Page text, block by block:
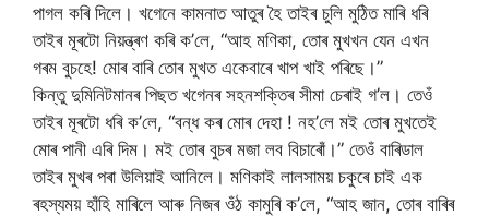
পাগল কৰি দিলে। খগেনে কামনাত আতুৰ হৈ তাইৰ চুলি মুঠিত মাৰি ধৰি
তাইৰ মূৰটো নিয়ন্ত্ৰণ কৰি ক’লে, “আহ মণিকা, তোৰ মুখখন যেন এখন
গৰম বুচহে! মোৰ বাৰি তোৰ মুখত একেবাৰে খাপ খাই পৰিছে।”
কিন্তু দুমিনিটমানৰ পিছত খগেনৰ সহনশক্তিৰ সীমা চেৰাই গ’ল। তেওঁ
তাইৰ মূৰটো ধৰি ক’লে, “বন্ধ কৰ মোৰ দেহা ! নহ’লে মই তোৰ মুখতেই
মোৰ পানী এৰি দিম। মই তোৰ বুচৰ মজা লব বিচাৰোঁ।” তেওঁ বাৰিডাল
তাইৰ মুখৰ পৰা উলিয়াই আনিলে। মণিকাই লালসাময় চকুৰে চাই এক
ৰহস্যময় হাঁহি মাৰিলে আৰু নিজৰ ওঁঠ কামুৰি ক’লে, “আহ জান, তোৰ বাৰিৰ